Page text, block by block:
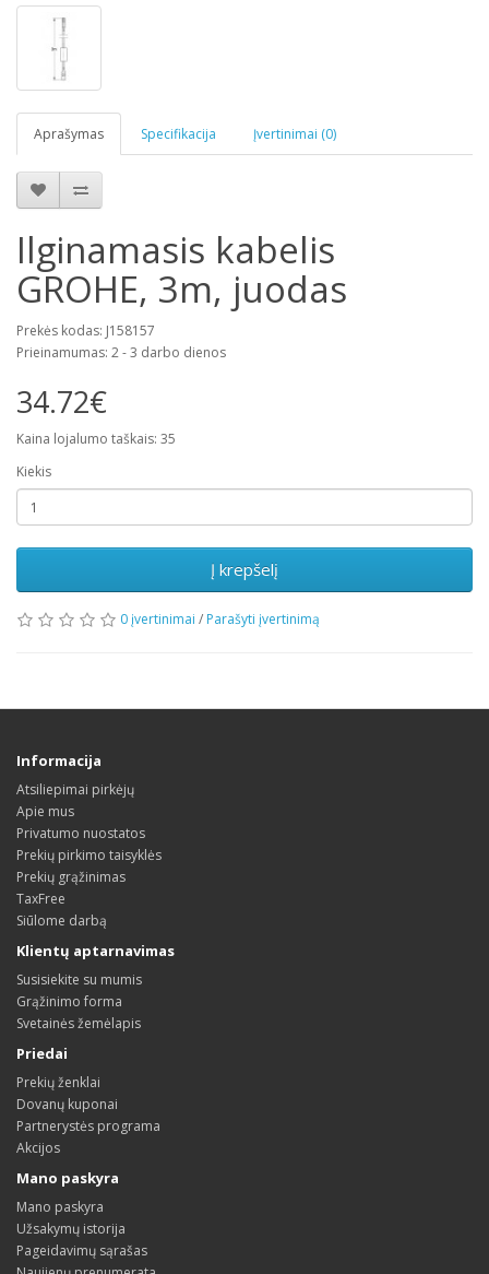
Aprašymas Specifikacija Įvertinimai (0)
Ilginamasis kabelis
GROHE, 3m, juodas
Prekės kodas: J158157
Prieinamumas: 2 - 3 darbo dienos
34.72€
Kaina lojalumo taškais: 35
Kiekis
Į krepšelį
0 įvertinimai / Parašyti įvertinimą
Informacija
Atsiliepimai pirkėjų
Apie mus
Privatumo nuostatos
Prekių pirkimo taisyklės
Prekių grąžinimas
TaxFree
Siūlome darbą
Klientų aptarnavimas
Susisiekite su mumis
Grąžinimo forma
Svetainės žemėlapis
Priedai
Prekių ženklai
Dovanų kuponai
Partnerystės programa
Akcijos
Mano paskyra
Mano paskyra
Užsakymų istorija
Pageidavimų sąrašas